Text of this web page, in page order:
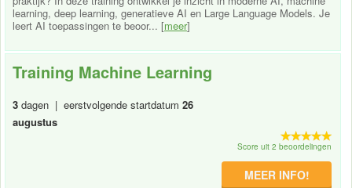
learning, deep learning, generatieve AI en Large Language Models. Je
leert AI toepassingen te beoor... [meer]
Training Machine Learning
3 dagen | eerstvolgende startdatum 26
augustus
Score uit 2 beoordelingen
MEER INFO!